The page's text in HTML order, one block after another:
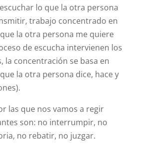
lo que la otra persona
trabajo concentrado en
la otra persona me quiere
de escucha intervienen los
la concentración se basa en
la otra persona dice, hace y
las que nos vamos a regir
son: no interrumpir, no
no rebatir, no juzgar.